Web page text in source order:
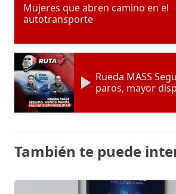
Mujeres que abren camino en el
autotransporte
Rueda MASS
paros, mayor
También te puede